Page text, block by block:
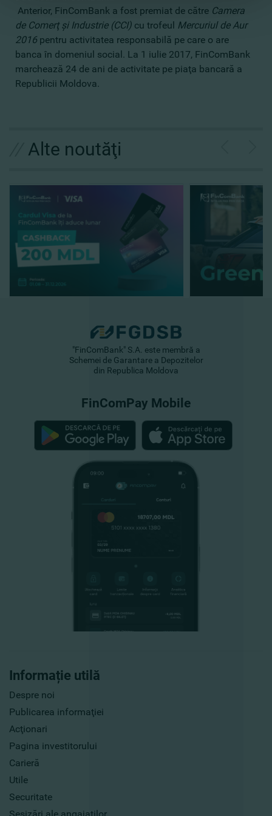
Anterior, FinComBank a fost premiat de către Camera
de Comerţ şi Industrie (CCI) cu trofeul Mercuriul de Aur
2016 pentru activitatea responsabilă pe care o are
banca în domeniul social. La 1 iulie 2017, FinComBank
marchează 24 de ani de activitate pe piaţa bancară a
Republicii Moldova.
Alte noutăţi
Informație utilă
Despre noi
Publicarea informaţiei
Acţionari
Pagina investitorului
Carieră
Utile
Securitate
"FinComBank" S.A. este membră a
Schemei de Garantare a Depozitelor
din Republica Moldova
FinComPay Mobile